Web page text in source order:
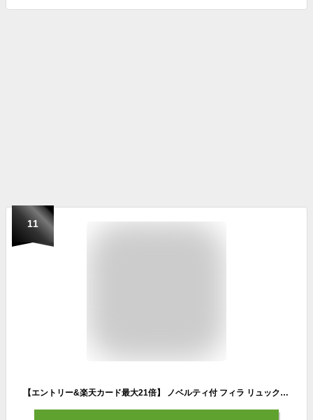
11
【エントリー&楽天カード最大21倍】 ノベルティ付 フィラ リュック メンズ レディース 大容量 FILA バック ブランド おしゃれ 通学 学生 軽量 軽い 丈夫 PC シンプル 黒 女子 男子 ボックス型 スクエア 撥水 A4 B4 30L 別注カラー 7577 7714